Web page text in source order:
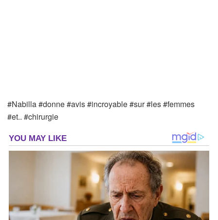
#Nabilla #donne #avis #incroyable #sur #les #femmes
#et.. #chirurgie